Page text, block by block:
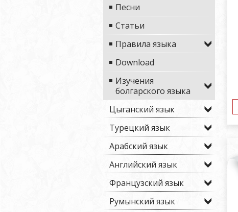
Песни
Статьи
Правила языка
Download
Изучения
болгарского языка
Цыганский язык
Турецкий язык
Арабский язык
Английский язык
Французский язык
Румынский язык